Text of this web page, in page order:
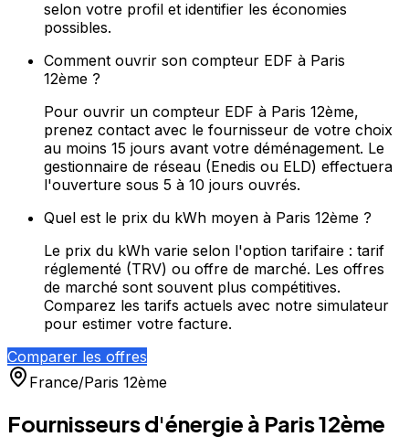
selon votre profil et identifier les économies
possibles.
Comment ouvrir son compteur EDF à Paris
12ème ?
Pour ouvrir un compteur EDF à Paris 12ème,
prenez contact avec le fournisseur de votre choix
au moins 15 jours avant votre déménagement. Le
gestionnaire de réseau (Enedis ou ELD) effectuera
l'ouverture sous 5 à 10 jours ouvrés.
Quel est le prix du kWh moyen à Paris 12ème ?
Le prix du kWh varie selon l'option tarifaire : tarif
réglementé (TRV) ou offre de marché. Les offres
de marché sont souvent plus compétitives.
Comparez les tarifs actuels avec notre simulateur
pour estimer votre facture.
Comparer les offres
France/Paris 12ème
Fournisseurs d'énergie à Paris 12ème